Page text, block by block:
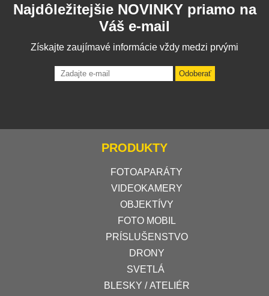
Najdôležitejšie NOVINKY priamo na
Váš e-mail
Získajte zaujímavé informácie vždy medzi prvými
Odoberať
PRODUKTY
FOTOAPARÁTY
VIDEOKAMERY
OBJEKTÍVY
FOTO MOBIL
PRÍSLUŠENSTVO
DRONY
SVETLÁ
BLESKY / ATELIÉR